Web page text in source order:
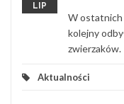
LIP
W ostatnich
kolejny
Aktualności